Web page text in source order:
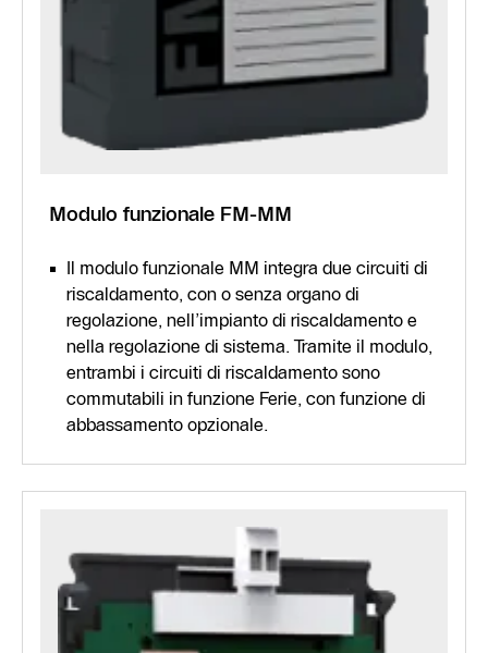
Modulo funzionale FM-MM
Il modulo funzionale MM integra due circuiti di
riscaldamento, con o senza organo di
regolazione, nell’impianto di riscaldamento e
nella regolazione di sistema. Tramite il modulo,
entrambi i circuiti di riscaldamento sono
commutabili in funzione Ferie, con funzione di
abbassamento opzionale.